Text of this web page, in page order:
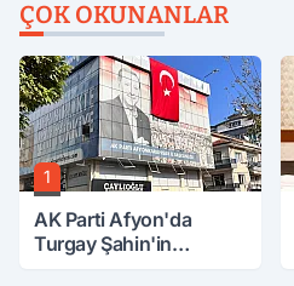
ÇOK OKUNANLAR
1
AK Parti Afyon'da
Turgay Şahin'in